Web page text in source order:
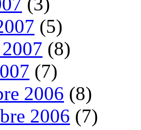
(5)
(8)
(7)
2006 (8)
2006 (7)